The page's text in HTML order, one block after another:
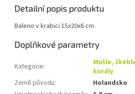
Detailní popis produktu
Baleno v krabici 15x20x6 cm.
Doplňkové parametry
Kategorie:
Mušle,
korály
Země původu:
Holandsko